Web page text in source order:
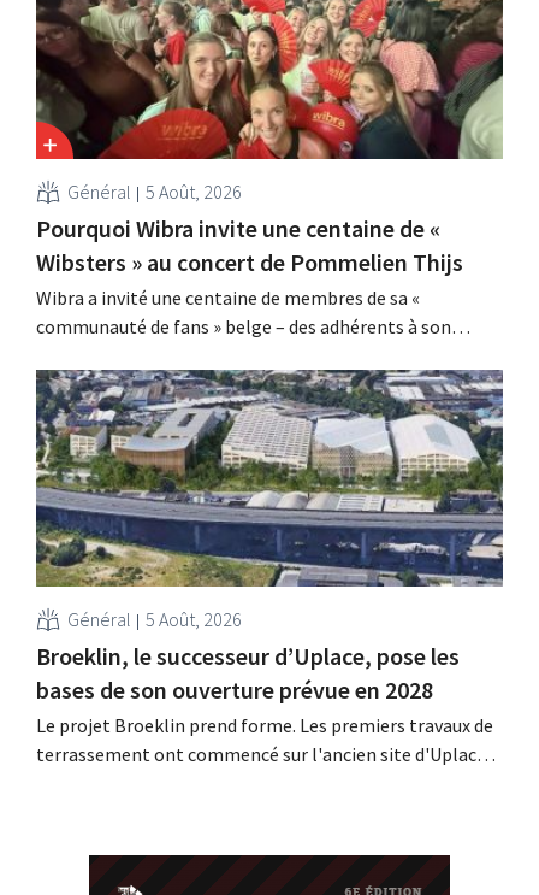
Général 5 Août, 2026
Pourquoi Wibra invite une centaine de «
Wibsters » au concert de Pommelien Thijs
Wibra a invité une centaine de membres de sa «
communauté de fans » belge – des adhérents à son
Thijs dans le cadre des Lokerse Feesten. Avec cette
initiative, la chaîne de magasins discount souhaitait
remercier ses clients les plus...
Général 5 Août, 2026
Broeklin, le successeur d’Uplace, pose les
bases de son ouverture prévue en 2028
Le projet Broeklin prend forme. Les premiers travaux de
terrassement ont commencé sur l'ancien site d'Uplace à